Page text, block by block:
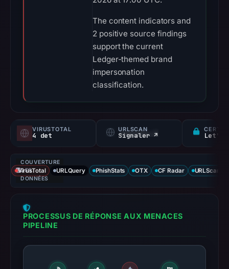
The content indicators and
2 positive source findings
support the current
Ledger-themed brand
impersonation
classification.
VIRUSTOTAL
4 det
URLSCAN
Signaler ↗ Let's
COUVERTURE
DES
DONNÉES
VirusTotal URLQuery PhishStats OTX CF Radar URLScan
PROCESSUS DE RÉPONSE AUX MENACES
PIPELINE